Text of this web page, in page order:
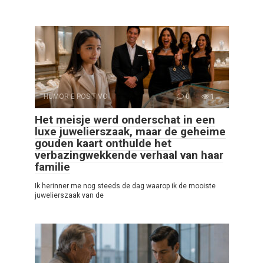
HUMOR E POSITIVO 0 1
Het meisje werd onderschat in een
luxe juwelierszaak, maar de geheime
gouden kaart onthulde het
verbazingwekkende verhaal van haar
familie
Ik herinner me nog steeds de dag waarop ik de mooiste
juwelierszaak van de